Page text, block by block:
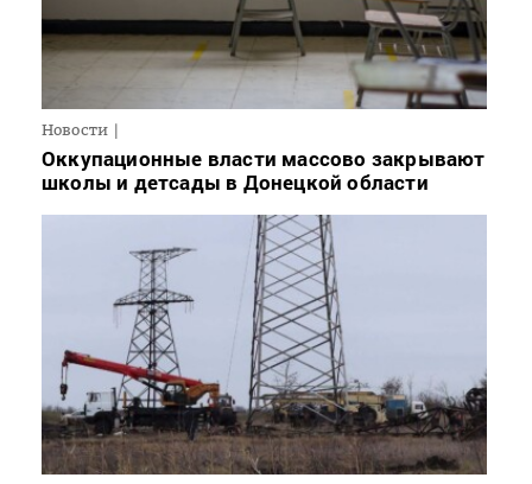
Новости
Оккупационные власти массово закрывают
школы и детсады в Донецкой области